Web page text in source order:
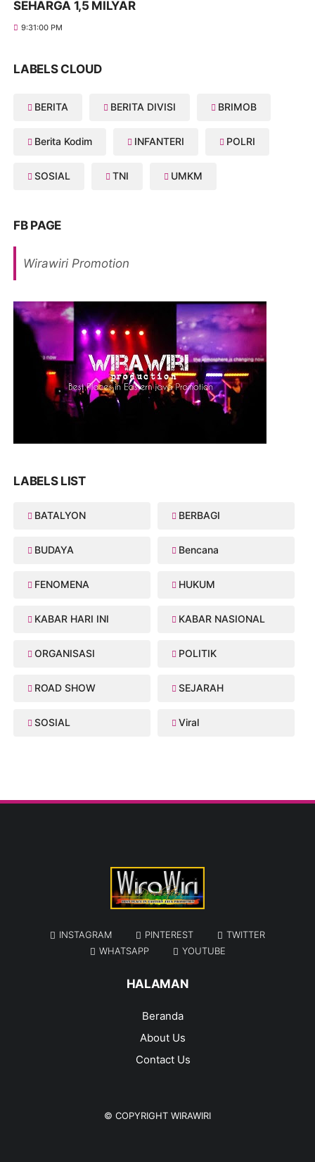
SEHARGA 1,5 MILYAR
9:31:00 PM
LABELS CLOUD
BERITA BERITA DIVISI BRIMOB
Berita Kodim INFANTERI POLRI
SOSIAL TNI UMKM
FB PAGE
Wirawiri Promotion
LABELS LIST
BATALYON BERBAGI
BUDAYA Bencana
FENOMENA HUKUM
KABAR HARI INI KABAR NASIONAL
ORGANISASI POLITIK
ROAD SHOW SEJARAH
SOSIAL Viral
INSTAGRAM PINTEREST
TWITTER
WHATSAPP
YOUTUBE
HALAMAN
Beranda
About Us
Contact Us
© COPYRIGHT WIRAWIRI